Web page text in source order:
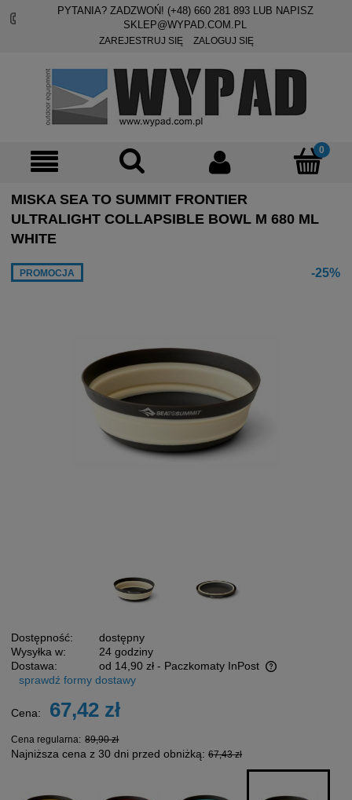
PYTANIA? ZADZWOŃ! (+48) 660 281 893LUB NAPISZ
SKLEP@WYPAD.COM.PL
ZAREJESTRUJ SIĘ ZALOGUJ SIĘ
MISKA SEA TO SUMMIT FRONTIER
ULTRALIGHT COLLAPSIBLE BOWL M 680 ML
WHITE
PROMOCJA -25%
Dostępność:
dostępny
Wysyłka w:
24 godziny
Dostawa:
od 14,90 zł - Paczkomaty InPost
Cena nie zawiera ewentualnych kosztów płatności
sprawdź formy dostawy
Cena: 67,42 zł
Cena regularna: 89,90 zł
Najniższa cena z 30 dni przed obniżką: 67,43 zł